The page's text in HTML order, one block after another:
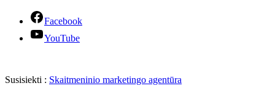
Facebook
YouTube
Susisiekti : Skaitmeninio marketingo agentūra